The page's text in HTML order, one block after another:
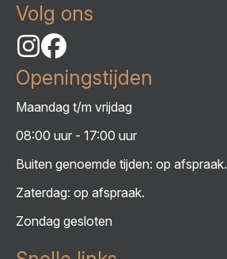
Volg ons
Openingstijden
Maandag t/m vrijdag
08:00 uur - 17:00 uur
Buiten genoemde tijden: op afspraak.
Zaterdag: op afspraak.
Zondag gesloten